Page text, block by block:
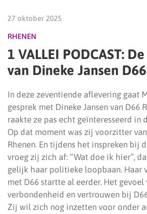
27 oktober 2025
RHENEN
1 VALLEI PODCAST:
van Dineke Jansen
In deze zeventiende aflevering gaat
gesprek met Dineke Jansen van D66
raakte ze pas echt geïnteresseerd in
Op dat moment was zij voorzitter
Rhenen. En tijdens het inspreken bij
vroeg zij zich af: “Wat doe ik hier”,
gelijk haar politieke loopbaan. Haar
met D66 startte al eerder. Het gevoel
verbondenheid en vertrouwen bij
Zij wil zich nog inzetten voor onder